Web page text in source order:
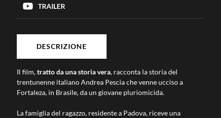
TRAILER
DESCRIZIONE
Il film,tratto da una storia vera, racconta la storia del
trentunenne italiano Andrea Pescia che venne ucciso a
Fortaleza, in Brasile, da un giovane pluriomicida.
La famiglia del ragazzo, residente a Padova, riceve una